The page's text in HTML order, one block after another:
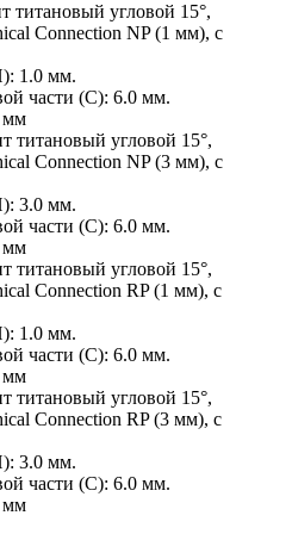
титановый угловой 15°,
Connection NP (1 мм), с
1.0 мм.
части (C): 6.0 мм.
мм
титановый угловой 15°,
Connection NP (3 мм), с
3.0 мм.
части (C): 6.0 мм.
мм
титановый угловой 15°,
Connection RP (1 мм), с
1.0 мм.
части (C): 6.0 мм.
мм
титановый угловой 15°,
Connection RP (3 мм), с
3.0 мм.
части (C): 6.0 мм.
мм